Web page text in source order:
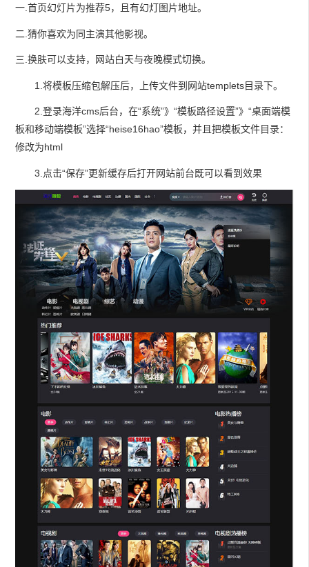
一.首页幻灯片为推荐5，且有幻灯图片地址。
二.猜你喜欢为同主演其他影视。
三.换肤可以支持，网站白天与夜晚模式切换。
1.将模板压缩包解压后，上传文件到网站templets目录下。
2.登录海洋cms后台，在“系统”》“模板路径设置”》“桌面端模
板和移动端模板”选择“heise16hao”模板，并且把模板文件目录：
修改为html
3.点击“保存”更新缓存后打开网站前台既可以看到效果